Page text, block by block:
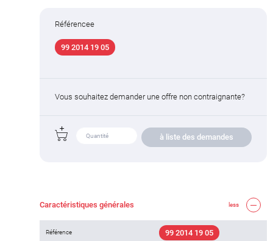
Référencee
99 2014 19 05
Vous souhaitez demander une offre non contraignante?
à liste des demandes
Caractéristiques générales less
Référence 99 2014 19 05